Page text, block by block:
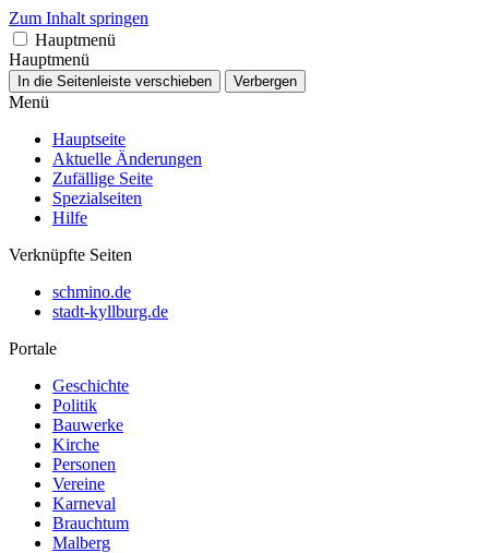
Zum Inhalt springen
Hauptmenü
Hauptmenü
In die Seitenleiste verschieben Verbergen
Menü
Hauptseite
Aktuelle Änderungen
Zufällige Seite
Spezialseiten
Hilfe
Verknüpfte Seiten
schmino.de
stadt-kyllburg.de
Portale
Geschichte
Politik
Bauwerke
Kirche
Personen
Vereine
Karneval
Brauchtum
Malberg